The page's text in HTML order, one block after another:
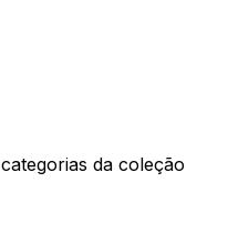
da coleção